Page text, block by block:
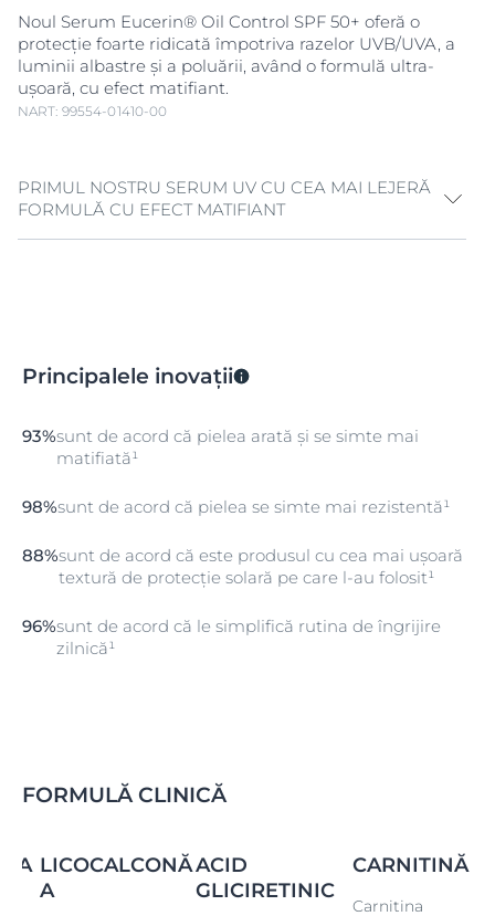
Noul Serum Eucerin® Oil Control SPF 50+ oferă o
protecție foarte ridicată împotriva razelor UVB/UVA, a
luminii albastre și a poluării, având o formulă ultra-
ușoară, cu efect matifiant.
NART: 99554-01410-00
PRIMUL NOSTRU SERUM UV CU CEA MAI LEJERĂ
FORMULĂ CU EFECT MATIFIANT
- Oferă protecție foarte ridicată împotriva razelor
- Întărește apărarea celulară împotriva stresului
oxidativ provocat de razele UV și lumina albastră
expunerea îndelungată la soare. În plus, Acidul
ADN-ului pielii.
Tehnologia Oil Control - conține L-Carnitină,
absorbante de lipide pentru un efect matifiant de
lungă durată.
Principalele inovații
93%sunt de acord că pielea arată și se simte mai
matifiată¹
98%sunt de acord că pielea se simte mai rezistentă¹
88%sunt de acord că este produsul cu cea mai ușoară
textură de protecție solară pe care l-au folosit¹
96%sunt de acord că le simplifică rutina de îngrijire
zilnică¹
FORMULĂ CLINICĂ
LICOCALCONĂ
A
ACID
GLICIRETINIC
CARNITINĂ
Carnitina